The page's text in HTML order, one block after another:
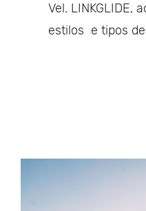
Vel. LINKGLIDE,
estilos e tipos